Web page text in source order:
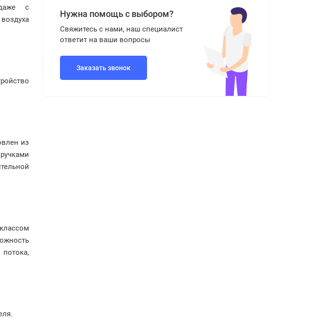
с
из
Нужна помощь с выбором?
Свяжитесь с нами, наш специалист
ответит на ваши вопросы
Заказать звонок